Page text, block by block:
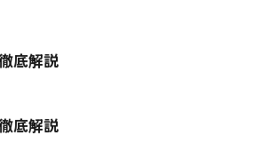
底解説
底解説